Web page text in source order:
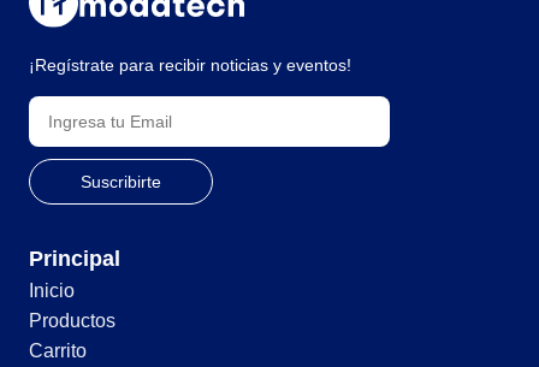
¡Regístrate para recibir noticias y eventos!
Principal
Inicio
Productos
Carrito